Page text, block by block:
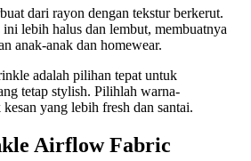
dari rayon dengan tekstur berkerut.
lebih halus dan lembut, membuatnya
anak-anak dan homewear.
adalah pilihan tepat untuk
tetap stylish. Pilihlah warna-
yang lebih fresh dan santai.
Airflow Fabric